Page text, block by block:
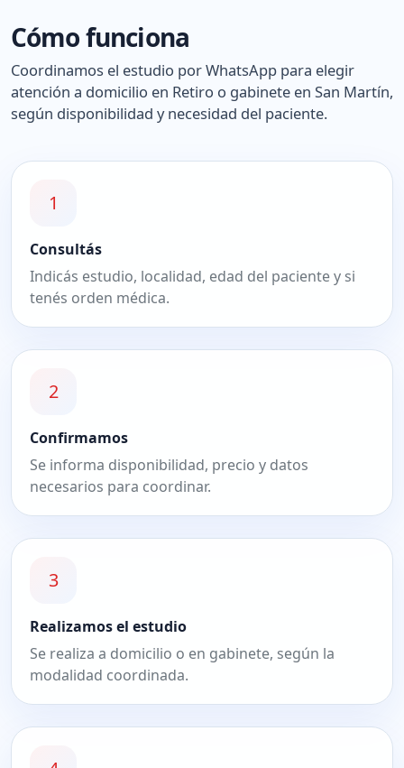
Cómo funciona
Coordinamos el estudio por WhatsApp para elegir
atención a domicilio en Retiro o gabinete en San Martín,
según disponibilidad y necesidad del paciente.
1
Consultás
Indicás estudio, localidad, edad del paciente y si
tenés orden médica.
2
Confirmamos
Se informa disponibilidad, precio y datos
necesarios para coordinar.
3
Realizamos el estudio
Se realiza a domicilio o en gabinete, según la
modalidad coordinada.